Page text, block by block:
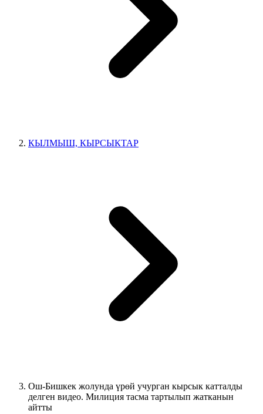
КЫЛМЫШ, КЫРСЫКТАР
Ош-Бишкек жолунда үрөй учурган кырсык катталды
делген видео. Милиция тасма тартылып жатканын
айтты